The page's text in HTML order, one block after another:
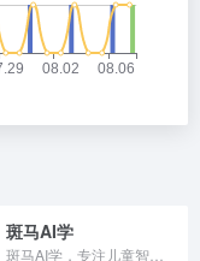
斑马AI学